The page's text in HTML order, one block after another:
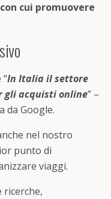
cui promuovere
In Italia il settore
gli acquisti online” –
da Google.
nel nostro
punto di
viaggi.
ricerche,